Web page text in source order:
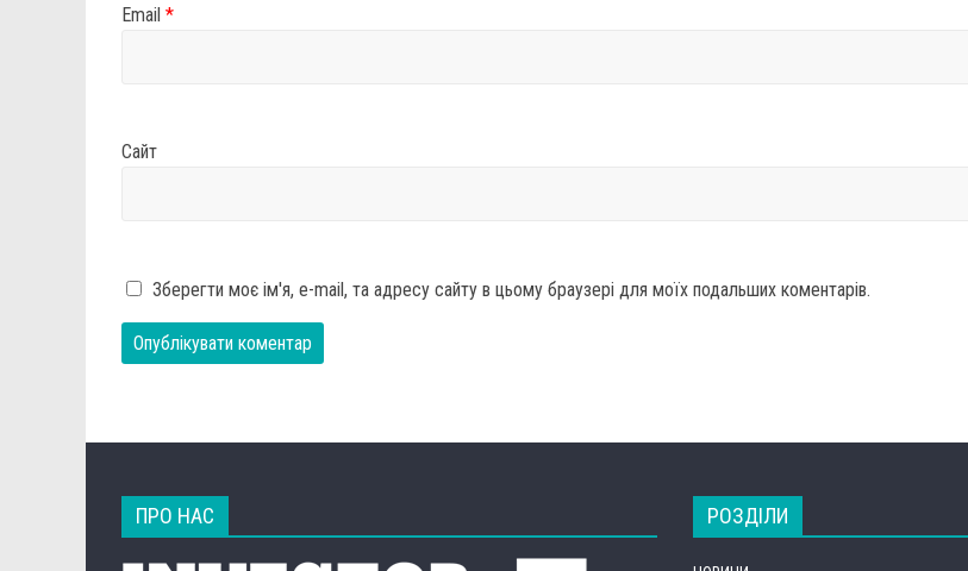
Email *
Сайт
Зберегти моє ім'я, e-mail, та адресу сайту в цьому браузері для моїх подальших коментарів.
ПРО НАС РОЗДІЛИ